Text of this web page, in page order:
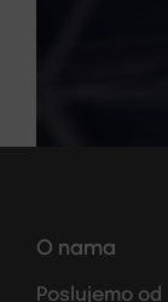
O nama
Poslujemo od